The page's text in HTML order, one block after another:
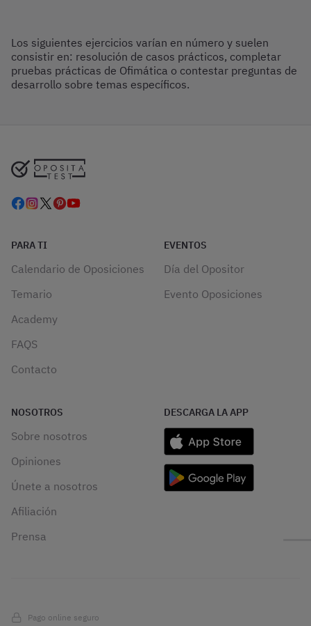
Los siguientes ejercicios varían en número y suelen
consistir en: resolución de casos prácticos, completar
pruebas prácticas de Ofimática o contestar preguntas de
desarrollo sobre temas específicos.